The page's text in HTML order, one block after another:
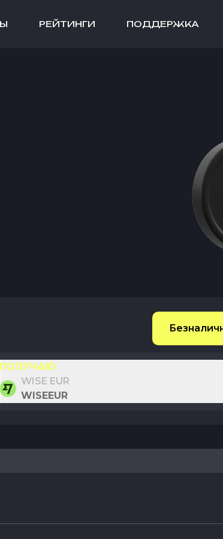
РЕЙТИНГИ ПОДДЕРЖКА
ПОЛУЧАЮ
WISE EUR
WISEEUR